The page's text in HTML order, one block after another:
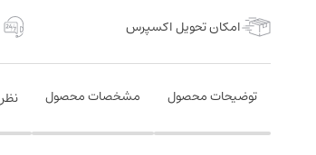
امکان تحویل اکسپرس
توضیحات محصول مشخصات محصول